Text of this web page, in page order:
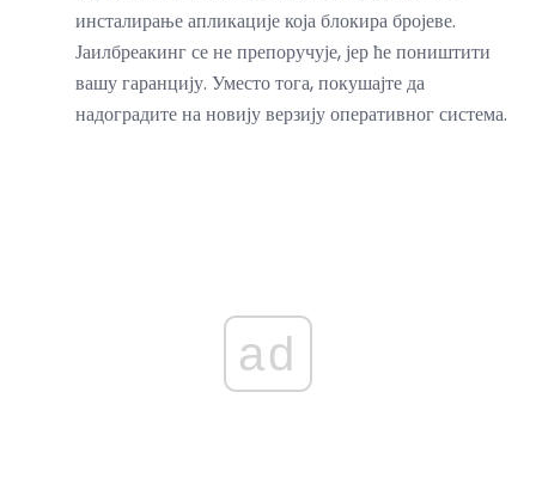
инсталирање апликације која блокира бројеве.
Јаилбреакинг се не препоручује, јер ће поништити
вашу гаранцију. Уместо тога, покушајте да
надоградите на новију верзију оперативног система.
ad